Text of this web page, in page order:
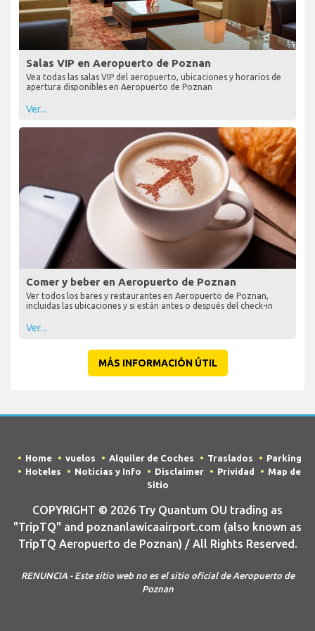
Salas VIP en Aeropuerto de Poznan
Vea todas las salas VIP del aeropuerto, ubicaciones y horarios de
apertura disponibles en Aeropuerto de Poznan
Ver...
Comer y beber en Aeropuerto de Poznan
Ver todos los bares y restaurantes en Aeropuerto de Poznan,
incluidas las ubicaciones y si están antes o después del check-in
Ver...
MÁS INFORMACIÓN ÚTIL
Home vuelos Alquiler de Coches Traslados
Parking
Hoteles
Noticias y Info Disclaimer Prividad
Map de
Sitio
COPYRIGHT © 2026 Try Quantum OU trading as
"TripTQ" and poznanlawicaairport.com (also known as
TripTQ Aeropuerto de Poznan) / All Rights Reserved.
RENUNCIA - Este sitio web no es el sitio oficial de Aeropuerto de
Poznan